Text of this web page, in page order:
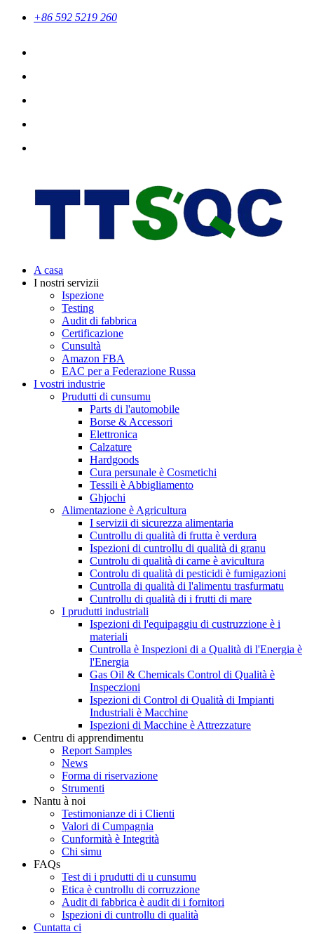
+86 592 5219 260
A casa
I nostri servizii
Ispezione
Testing
Audit di fabbrica
Certificazione
Cunsultà
Amazon FBA
EAC per a Federazione Russa
I vostri industrie
Prudutti di cunsumu
Parts di l'automobile
Borse & Accessori
Elettronica
Calzature
Hardgoods
Cura persunale è Cosmetichi
Tessili è Abbigliamento
Ghjochi
Alimentazione è Agricultura
I servizii di sicurezza alimentaria
Cuntrollu di qualità di frutta è verdura
Ispezioni di cuntrollu di qualità di granu
Cuntrolu di qualità di carne è avicultura
Controlu di qualità di pesticidi è fumigazioni
Cuntrolla di qualità di l'alimentu trasfurmatu
Cuntrollu di qualità di i frutti di mare
I prudutti industriali
Ispezioni di l'equipaggiu di custruzzione è i
materiali
Cuntrolla è Inspezioni di a Qualità di l'Energia è
l'Energia
Gas Oil & Chemicals Control di Qualità è
Inspeczioni
Ispezioni di Control di Qualità di Impianti
Industriali è Macchine
Ispezioni di Macchine è Attrezzature
Centru di apprendimentu
Report Samples
News
Forma di riservazione
Strumenti
Nantu à noi
Testimonianze di i Clienti
Valori di Cumpagnia
Cunformità è Integrità
Chi simu
FAQs
Test di i prudutti di u cunsumu
Etica è cuntrollu di corruzzione
Audit di fabbrica è audit di i fornitori
Ispezioni di cuntrollu di qualità
Cuntatta ci